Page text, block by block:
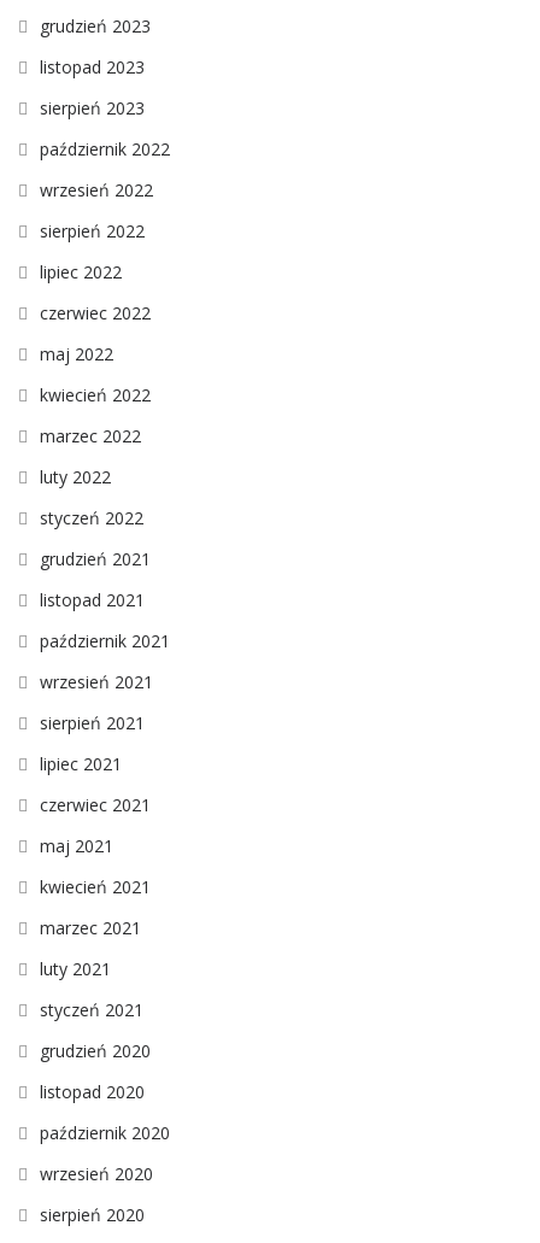
grudzień 2023
listopad 2023
sierpień 2023
październik 2022
wrzesień 2022
sierpień 2022
lipiec 2022
czerwiec 2022
maj 2022
kwiecień 2022
marzec 2022
luty 2022
styczeń 2022
grudzień 2021
listopad 2021
październik 2021
wrzesień 2021
sierpień 2021
lipiec 2021
czerwiec 2021
maj 2021
kwiecień 2021
marzec 2021
luty 2021
styczeń 2021
grudzień 2020
listopad 2020
październik 2020
wrzesień 2020
sierpień 2020